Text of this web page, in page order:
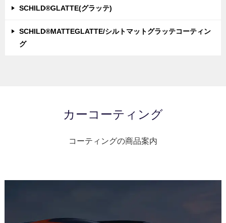
SCHILD®GLATTE(グラッテ)
SCHILD®MATTEGLATTE/シルトマットグラッテコーティン
グ
カーコーティング
コーティングの商品案内